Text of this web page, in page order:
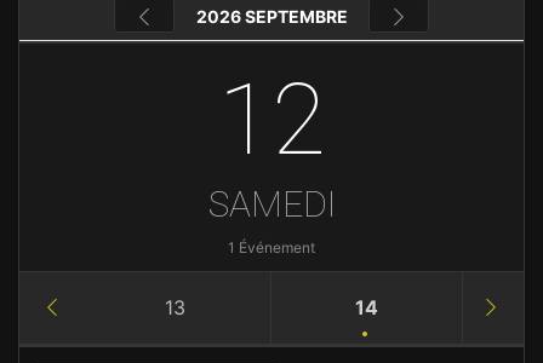
2026 SEPTEMBRE
12
SAMEDI
1 Événement
13 14